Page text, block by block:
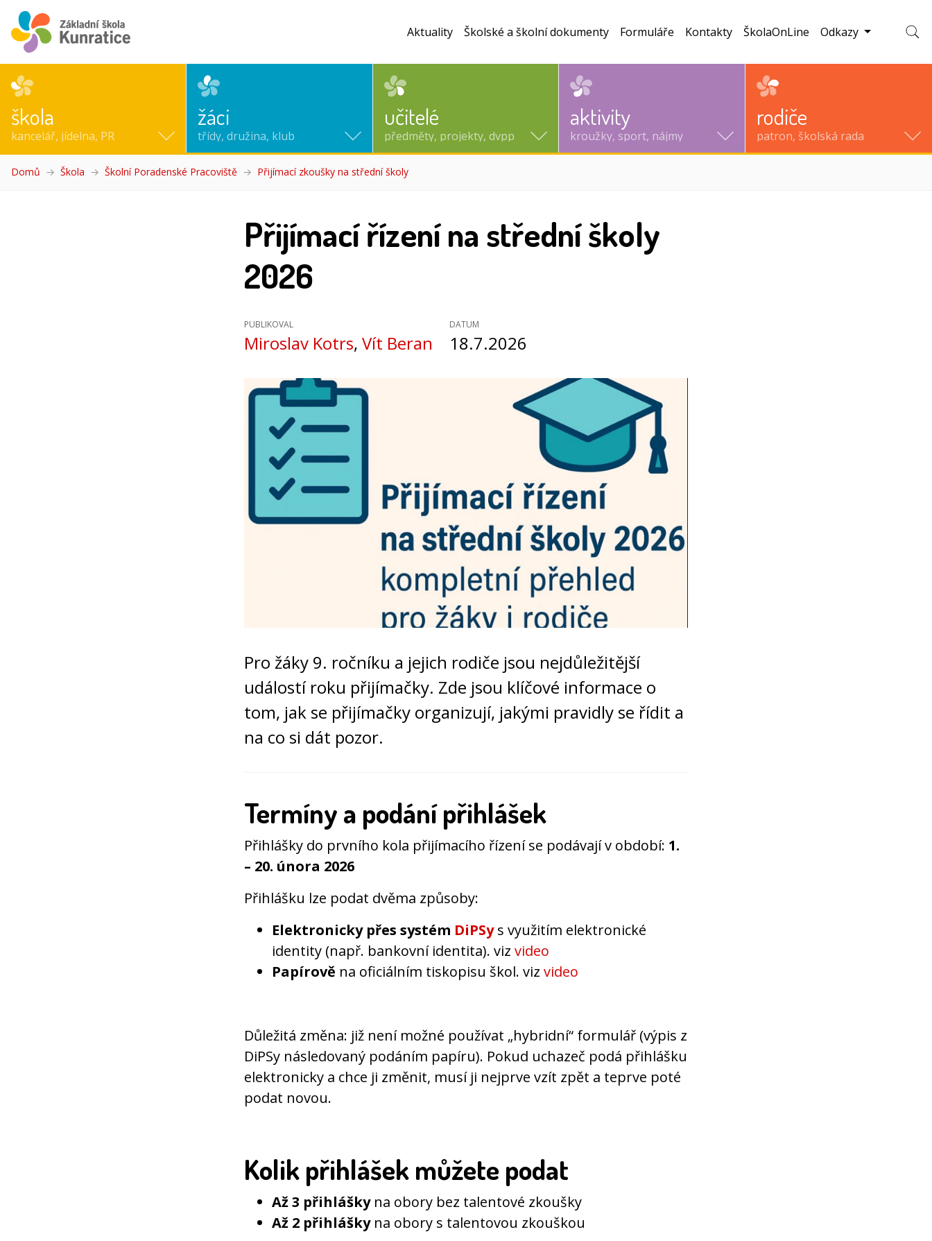
škola
kancelář, jídelna, PR
žáci
třídy, družina, klub
učitelé
předměty, projekty, dvpp
aktivity
kroužky, sport, nájmy
rodiče
patron, školská rada
Aktuality Školské a školní dokumenty Formuláře Kontakty ŠkolaOnLine Odkazy
Domů Škola Školní Poradenské Pracoviště Přijímací zkoušky na střední školy
Přijímací řízení na střední školy
2026
PUBLIKOVAL
Miroslav Kotrs, Vít Beran
DATUM
18.7.2026
Pro žáky 9. ročníku a jejich rodiče jsou nejdůležitější
událostí roku přijímačky. Zde jsou klíčové informace o
tom, jak se přijímačky organizují, jakými pravidly se řídit a
na co si dát pozor.
Termíny a podání přihlášek
Přihlášky do prvního kola přijímacího řízení se podávají v období: 1.
– 20. února 2026
Přihlášku lze podat dvěma způsoby:
Elektronicky přes systém DiPSys využitím elektronické
identity (např. bankovní identita). viz video
Papírově na oficiálním tiskopisu škol. viz video
Důležitá změna: již není možné používat „hybridní“ formulář (výpis z
DiPSy následovaný podáním papíru). Pokud uchazeč podá přihlášku
elektronicky a chce ji změnit, musí ji nejprve vzít zpět a teprve poté
podat novou.
Kolik přihlášek můžete podat
Až 3 přihláškyna obory bez talentové zkoušky
Až 2 přihláškyna obory s talentovou zkouškou